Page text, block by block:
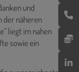
und
der näheren
liegt im nahen
sowie ein